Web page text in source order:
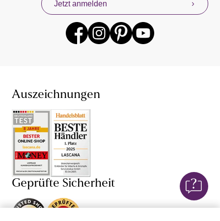
anderen beliebten Lingerie-Marken gibt es für dich
jederzeit mit neuen Angeboten. Profitiere mit unserem
Konzept „Von Frauen für Frauen“ von unseren eigenen
Erfahrungen mit Damenunterwäsche und Dessous,
großen Größen und ab Cup AA) und Schnitt keine
Grenzen gesetzt. Je nach Anlass bist du so mit einem
Push-up-BH ,Schalen-BH
Damenunterhemd perfekt gekleidet und fühlst dich in
deiner Unterwäsche einfach wohl. Auch von unseren
verführerischen Dessous und sexy Lingerie wirst du
begeistert sein: Mit BH,
Negligé von LASCANA und anderen Dessous-Marken
versprühst du stets einen weiblichen Charme. Lass dich
von Dessous mit edlen Spitzen-BHs
, Corsagen mit
Spitze oder transparenten Negligés verführen!
Jetzt anmelden
Auszeichnungen
Geprüfte Sicherheit